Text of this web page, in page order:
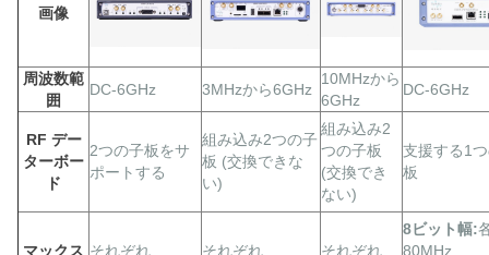
画像
周波数範
囲
DC-6GHz 3MHzから6GHz
10MHzから
6GHz
DC-6GHz
RF デー
ターボー
ド
2つの子板をサ
ポートする
組み込み2つの子
板 (交換できな
い)
組み込み2
つの子板
(交換でき
ない)
支援する1
板
マックス それぞれ それぞれ それぞれ
8ビット幅:
80MHz